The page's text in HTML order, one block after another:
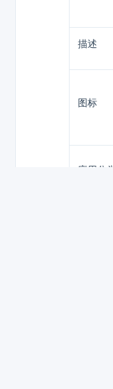
描述
图标
应用分